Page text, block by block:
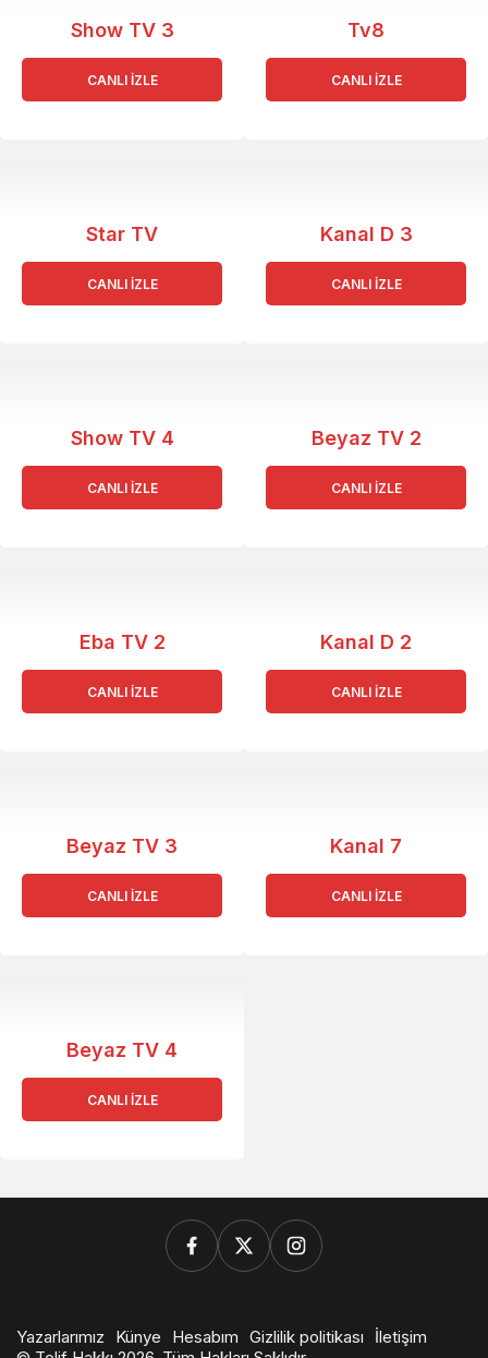
Show TV 3
CANLI İZLE
Tv8
CANLI İZLE
Star TV
CANLI İZLE
Kanal D 3
CANLI İZLE
Show TV 4
CANLI İZLE
Beyaz TV 2
CANLI İZLE
Eba TV 2
CANLI İZLE
Kanal D 2
CANLI İZLE
Beyaz TV 3
CANLI İZLE
Kanal 7
CANLI İZLE
Beyaz TV 4
CANLI İZLE
Yazarlarımız Künye Hesabım Gizlilik politikası
İletişim